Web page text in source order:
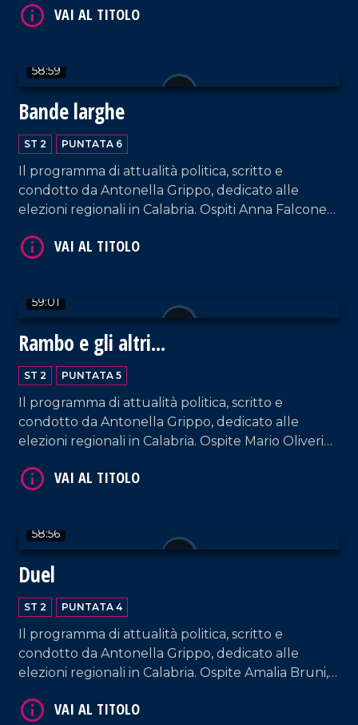
Ospiti in studio, Alessia Bausone, Movimento 5
58:59
Bande larghe
ST 2 PUNTATA 6
Il programma di attualità politica, scritto e
condotto da Antonella Grippo, dedicato alle
elezioni regionali in Calabria. Ospiti Anna Falcone
Giuseppe Aieta (Pd).
59:01
Rambo e gli altri...
ST 2 PUNTATA 5
Il programma di attualità politica, scritto e
condotto da Antonella Grippo, dedicato alle
elezioni regionali in Calabria. Ospite Mario Oliverio,
per la lista Oliverio presidente per la Calabria.
58:56
Duel
ST 2 PUNTATA 4
Il programma di attualità politica, scritto e
condotto da Antonella Grippo, dedicato alle
elezioni regionali in Calabria. Ospite Amalia Bruni,
per il centrosinistra.
VAI AL TITOLO
VAI AL TITOLO
VAI AL TITOLO
VAI AL TITOLO